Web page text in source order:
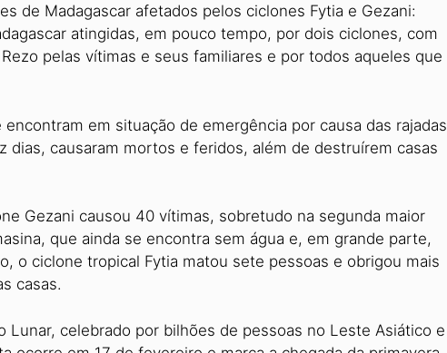
de Madagascar afetados pelos ciclones Fytia e Gezani:
atingidas, em pouco tempo, por dois ciclones, com
pelas vítimas e seus familiares e por todos aqueles que
em situação de emergência por causa das rajadas
dias, causaram mortos e feridos, além de destruírem casas
Gezani causou 40 vítimas, sobretudo na segunda maior
que ainda se encontra sem água e, em grande parte,
o ciclone tropical Fytia matou sete pessoas e obrigou mais
casas.
Lunar, celebrado por bilhões de pessoas no Leste Asiático e